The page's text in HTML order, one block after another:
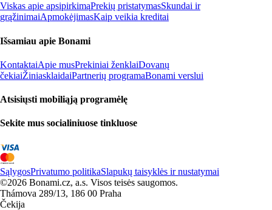
Viskas apie apsipirkimąPrekių pristatymasSkundai ir
grąžinimaiApmokėjimasKaip veikia kreditai
Išsamiau apie Bonami
KontaktaiApie musPrekiniai ženklaiDovanų
čekiaiŽiniasklaidaiPartnerių programaBonami verslui
Atsisiųsti mobiliąją programėlę
Sekite mus socialiniuose tinkluose
SąlygosPrivatumo politikaSlapukų taisyklės ir nustatymai
©2026 Bonami.cz, a.s. Visos teisės saugomos.
Thámova 289/13, 186 00 Praha
Čekija